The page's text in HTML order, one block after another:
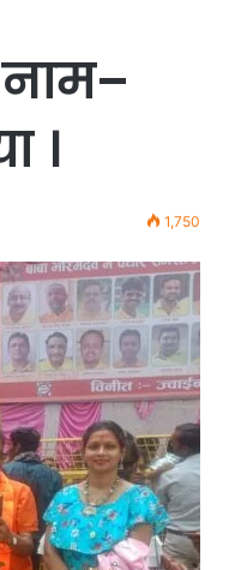
।
1,750